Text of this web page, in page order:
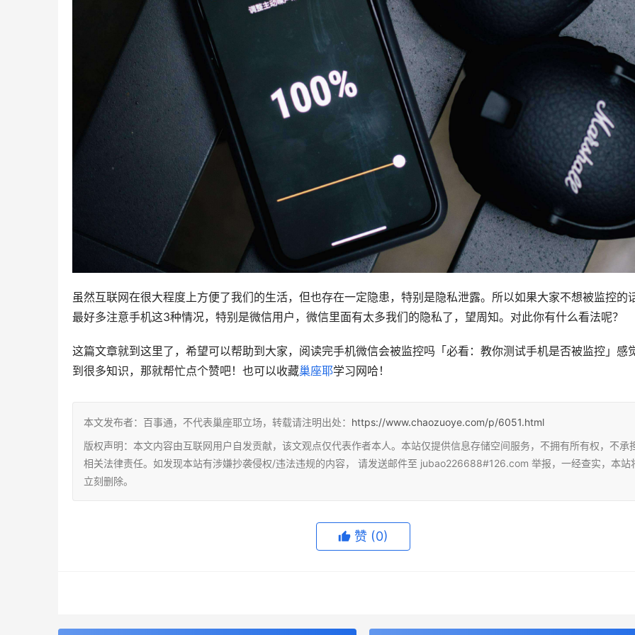
虽然互联网在很大程度上方便了我们的生活，但也存在一定隐患，特别是隐私泄露。所以如果大家不想被监控的
最好多注意手机这3种情况，特别是微信用户，微信里面有太多我们的隐私了，望周知。对此你有什么看法呢？
这篇文章就到这里了，希望可以帮助到大家，阅读完手机微信会被监控吗「必看：教你测试手机是否被监控」感
到很多知识，那就帮忙点个赞吧！也可以收藏巢座耶学习网哈！
本文发布者：百事通，不代表巢座耶立场，转载请注明出处： https://www.chaozuoye.com/p/6051.html
版权声明：本文内容由互联网用户自发贡献，该文观点仅代表作者本人。本站仅提供信息存储空间服务，不拥有所有权，不承
相关法律责任。如发现本站有涉嫌抄袭侵权/违法违规的内容， 请发送邮件至 jubao226688#126.com 举报，一经查实，本站
立刻删除。
赞 (0)